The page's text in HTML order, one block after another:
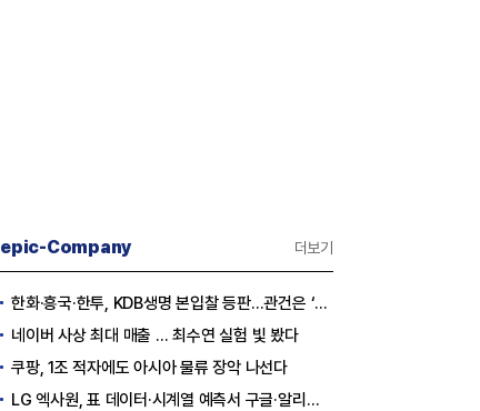
epic-Company 더보기
한화·흥국·한투, KDB생명 본입찰 등판…관건은 ‘산은 증자 규모’
네이버 사상 최대 매출 … 최수연 실험 빛 봤다
쿠팡, 1조 적자에도 아시아 물류 장악 나선다
LG 엑사원, 표 데이터·시계열 예측서 구글·알리바바 제쳤다